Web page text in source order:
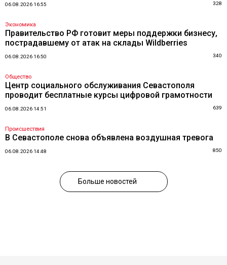
06.08.2026 16:55 328
Экономика
Правительство РФ готовит меры поддержки бизнесу,
пострадавшему от атак на склады Wildberries
06.08.2026 16:50 340
Общество
Центр социального обслуживания Севастополя
проводит бесплатные курсы цифровой грамотности
06.08.2026 14:51 639
Происшествия
В Севастополе снова объявлена воздушная тревога
06.08.2026 14:48 850
Больше новостей